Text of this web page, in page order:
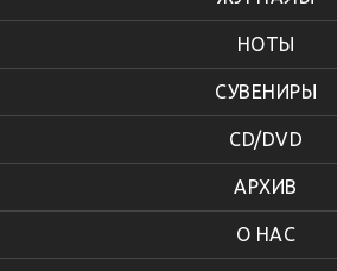
НОТЫ
СУВЕНИРЫ
CD/DVD
АРХИВ
О НАС